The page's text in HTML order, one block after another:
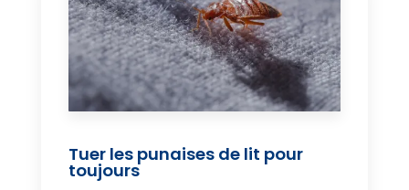
Tuer les punaises de lit pour
toujours